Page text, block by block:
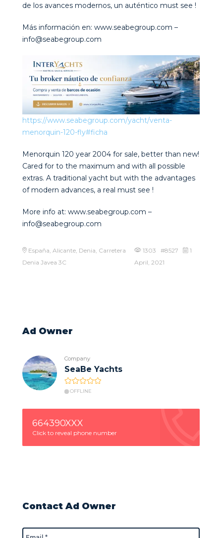
de los avances modernos, un auténtico must see !
Más información en: www.seabegroup.com –
info@seabegroup.com
https://www.seabegroup.com/yacht/venta-
menorquin-120-fly#ficha
Menorquin 120 year 2004 for sale, better than new!
Cared for to the maximum and with all possible
extras. A traditional yacht but with the advantages
of modern advances, a real must see !
More info at: www.seabegroup.com –
info@seabegroup.com
España, Alicante, Denia, Carretera
Denia Javea 3C
1303 #8527
1
April, 2021
Ad Owner
Company
SeaBe Yachts
OFFLINE
664390XXX
Click to reveal phone number
Contact Ad Owner